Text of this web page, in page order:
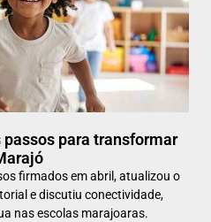
para transformar
firmados em abril, atualizou o
e discutiu conectividade,
nas escolas marajoaras.